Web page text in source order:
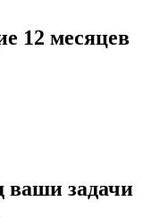
12 месяцев
ваши задачи